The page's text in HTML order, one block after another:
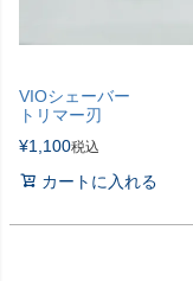
VIOシェーバー
トリマー刃
¥1,100税込
カートに入れる